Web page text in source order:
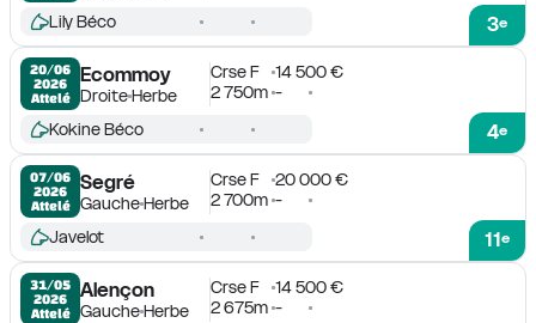
3e
Lily Béco
20/06
2026
Attelé
Ecommoy
DroiteHerbe
Crse F
14 500 €
2 750m -
4e
Kokine Béco
07/06
2026
Attelé
Segré
GaucheHerbe
Crse F
20 000 €
2 700m -
11e
Javelot
31/05
2026
Attelé
Alençon
GaucheHerbe
Crse F
14 500 €
2 675m -